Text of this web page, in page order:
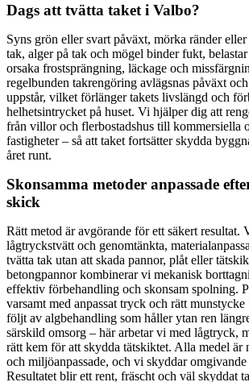
Dags att tvätta taket i Valbo?
Syns grön eller svart påväxt, mörka ränder
tak, alger på tak och mögel binder fukt,
orsaka frostsprängning, läckage och
regelbunden takrengöring avlägsnas påväxt
uppstår, vilket förlänger takets livslängd och
helhetsintrycket på huset. Vi hjälper dig att
från villor och flerbostadshus till kommersiella
fastigheter – så att taket fortsätter skydda
året runt.
Skonsamma metoder anpassade
skick
Rätt metod är avgörande för ett säkert resultat.
lågtryckstvätt och genomtänkta,
tvätta tak utan att skada pannor, plåt eller
betongpannor kombinerar vi mekanisk
effektiv förbehandling och skonsam spolning.
varsamt med anpassat tryck och rätt
följt av algbehandling som håller ytan ren
särskild omsorg – här arbetar vi med lågtryck,
rätt kem för att skydda tätskiktet. Alla medel är
och miljöanpassade, och vi skyddar
Resultatet blir ett rent, fräscht och väl skyddat